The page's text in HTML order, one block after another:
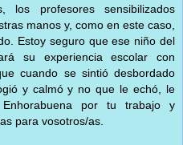
los profesores sensibilizados
manos y, como en este caso,
Estoy seguro que ese niño del
su experiencia escolar con
cuando se sintió desbordado
y calmó y no que le echó, le
por tu trabajo y
para vosotros/as.